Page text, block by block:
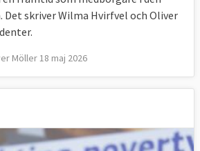
Det skriver Wilma Hvirfvel och Oliver
Möller 18 maj 2026